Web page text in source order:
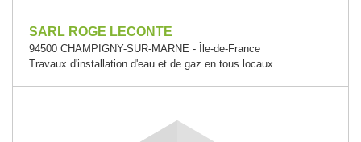
SARL ROGE LECONTE
94500 CHAMPIGNY-SUR-MARNE - Île-de-France
Travaux d'installation d'eau et de gaz en tous locaux